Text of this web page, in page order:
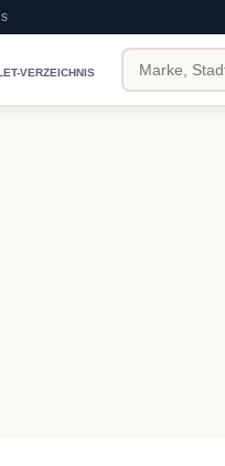
VERZEICHNIS